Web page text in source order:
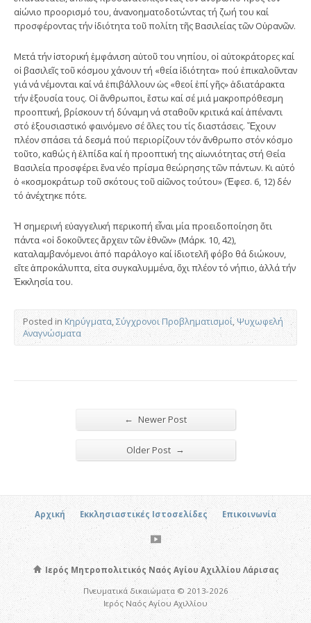
αἰώνιο προορισμό του, ἀνανοηματοδοτώντας τή ζωή του καί
προσφέροντας τήν ἰδιότητα τοῦ πολίτη τῆς Βασιλείας τῶν Οὐρανῶν.
Μετά τήν ἱστορική ἐμφάνιση αὐτοῦ του νηπίου, οἱ αὐτοκράτορες καί
οἱ βασιλεῖς τοῦ κόσμου χάνουν τή «θεία ἰδιότητα» πού ἐπικαλοῦνταν
γιά νά νέμονται καί νά ἐπιβάλλουν ὡς «θεοί ἐπί γῆς» ἀδιατάρακτα
τήν ἐξουσία τους. Οἱ ἄνθρωποι, ἔστω καί σέ μιά μακροπρόθεσμη
προοπτική, βρίσκουν τή δύναμη νά σταθοῦν κριτικά καί ἀπέναντι
στό ἐξουσιαστικό φαινόμενο σέ ὅλες του τίς διαστάσεις. Ἔχουν
πλέον σπάσει τά δεσμά πού περιορίζουν τόν ἄνθρωπο στόν κόσμο
τοῦτο, καθώς ἡ ἐλπίδα καί ἡ προοπτική της αἰωνιότητας στή Θεία
Βασιλεία προσφέρει ἕνα νέο πρίσμα θεώρησης τῶν πάντων. Κι αὐτό
ὁ «κοσμοκράτωρ τοῦ σκότους τοῦ αἰῶνος τούτου» (Ἐφεσ. 6, 12) δέν
τό ἀνέχτηκε πότε.
Ἡ σημερινή εὐαγγελική περικοπή εἶναι μία προειδοποίηση ὅτι
πάντα «οἱ δοκοῦντες ἄρχειν τῶν ἐθνῶν» (Μάρκ. 10, 42),
καταλαμβανόμενοι ἀπό παράλογο καί ἰδιοτελῆ φόβο θά διώκουν,
εἴτε ἀπροκάλυπτα, εἰτα συγκαλυμμένα, ὄχι πλέον τό νήπιο, ἀλλά τήν
Ἐκκλησία του.
Posted in Κηρύγματα,Σύγχρονοι Προβληματισμοί,Ψυχωφελή
Αναγνώσματα
← Newer Post
Older Post →
Αρχική Εκκλησιαστικές Ιστοσελίδες Επικοινωνία
Ιερός Μητροπολιτικός Ναός Αγίου Αχιλλίου Λάρισας
Πνευματικά δικαιώματα © 2013-2026
Ιερός Ναός Αγίου Αχιλλίου